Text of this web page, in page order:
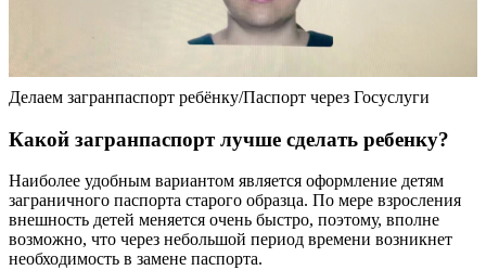
Делаем загранпаспорт ребёнку/Паспорт через Госуслуги
Какой загранпаспорт лучше сделать ребенку?
Наиболее удобным вариантом является оформление детям
заграничного паспорта старого образца. По мере взросления
внешность детей меняется очень быстро, поэтому, вполне
возможно, что через небольшой период времени возникнет
необходимость в замене паспорта.